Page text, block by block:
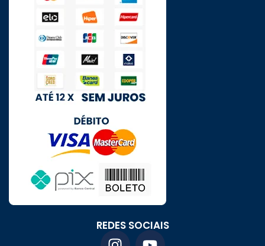
REDES SOCIAIS